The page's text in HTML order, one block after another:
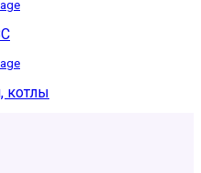
котлы